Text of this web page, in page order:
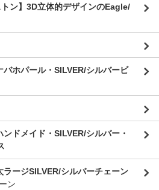
ン】3D立体的デザインのEagle/
ホパール・SILVER/シルバービ
ドメイド・SILVER/シルバー・
ージSILVER/シルバーチェーン
ン